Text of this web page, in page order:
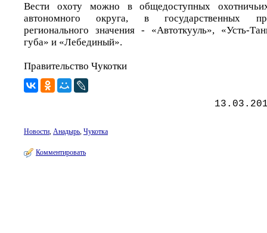
Вести охоту можно в общедоступных
автономного округа, в государственных
регионального значения - «Автоткууль», «Усть-
губа» и «Лебединый».
Правительство Чукотки
Новости, Анадырь, Чукотка
Комментировать